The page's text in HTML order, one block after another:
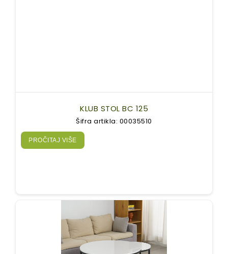
KLUB STOL BC 125
Šifra artikla: 00035510
PROČITAJ VIŠE